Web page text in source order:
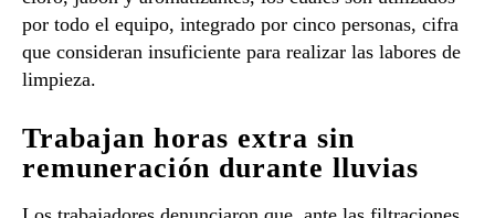
por todo el equipo, integrado por cinco personas, cifra
que consideran insuficiente para realizar las labores de
limpieza.
Trabajan horas extra sin
remuneración durante lluvias